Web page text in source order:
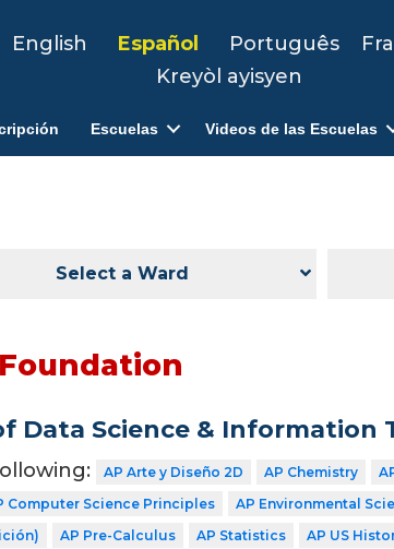
English Español Português
Kreyòl ayisyen
Escuelas Videos de las Escuelas
Select a Ward
Data Science & Information
AP Arte y Diseño 2D AP Chemistry
Computer Science Principles
AP Environmental
AP Pre-Calculus AP Statistics AP US